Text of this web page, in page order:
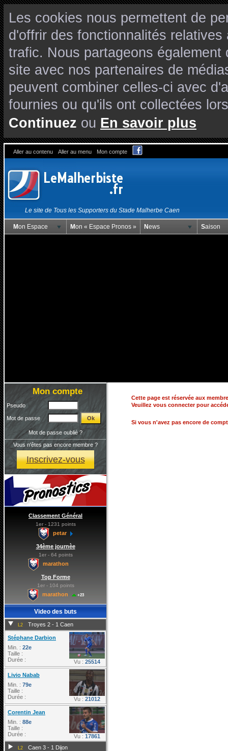
Les cookies nous permettent de
d'offrir des fonctionnalités
trafic. Nous partageons
site avec nos partenaires de
peuvent combiner celles-ci avec
fournies ou qu'ils ont collectées
Continuez ou En savoir plus
Aller au contenu Aller au menu Mon compte
Le site de Tous les Supporters du Stade Malherbe Caen
Mon Espace Mon « Espace Pronos » News Saison
Mon compte
Pseudo
Mot de passe
Mot de passe oublié ?
Vous n'êtes pas encore membre ?
Inscrivez-vous
Classement Général
1er - 1231 points
petar
34ème journèe
1er - 64 points
marathon
Top Forme
1er - 104 points
marathon +23
Video des buts
L2 Troyes 2 - 1 Caen
Stéphane Darbion
Min. : 22e
Taille :
Durée :
Vu : 25514
Livio Nabab
Min. : 79e
Taille :
Durée :
Vu : 21012
Corentin Jean
Min. : 88e
Taille :
Durée :
Vu : 17861
L2 Caen 3 - 1 Dijon
Cette page est réservée aux
Veuillez vous connecter pour
Si vous n'avez pas encore de